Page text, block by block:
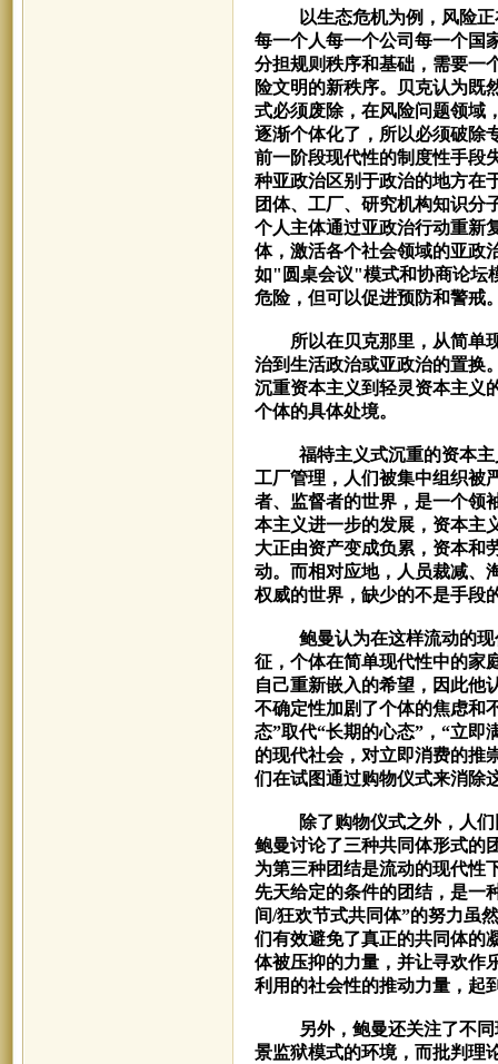
以生态危机为例，风险正在
每一个人每一个公司每一个国
分担规则秩序和基础，需要一
险文明的新秩序。
贝克认为既
式必须废除，在风险问题领域
逐渐个体化了，所以必须破除
前一阶段现代性的制度性手段
种亚政治区别于政治的地方在
团体、工厂、研究机构知识分
个人主体通过亚政治行动重新
体，激活各个社会领域的亚政
如"圆桌会议"模式和协商论坛
危险，但可以促进预防和警戒
所以在贝克那里，从简单
治到生活政治或亚政治的置换
沉重资本主义到轻灵资本主义
个体的具体处境。
福特主义式沉重的资本主义
工厂管理，人们被集中组织被
者、监督者的世界，是一个领
本主义进一步的发展，资本主
大正由资产变成负累，资本和
动。而相对应地，人员裁减、
权威的世界，缺少的不是手段
鲍曼认为在这样流动的
征，个体在简单现代性中的家
自己重新嵌入的希望，因此他
不确定性加剧了个体的焦虑和
态”取代“长期的心态”，“立即
的现代社会，对立即消费的推
们在试图通过购物仪式来消除
除了购物仪式之外，人
鲍曼讨论了三种共同体形式的
为第三种团结是流动的现代性
先天给定的条件的团结，是一
间/狂欢节式共同体”的努力虽
们有效避免了真正的共同体的
体被压抑的力量，并让寻欢作
利用的社会性的推动力量，起
另外，鲍曼还关注了不同现
景监狱模式的环境，而批判理